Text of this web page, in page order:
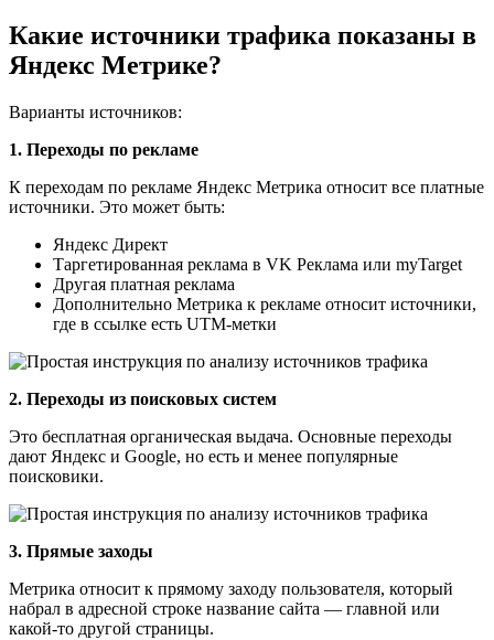
Какие источники трафика показаны в
Яндекс Метрике?
Варианты источников:
1. Переходы по рекламе
К переходам по рекламе Яндекс Метрика относит все платные
источники. Это может быть:
Яндекс Директ
Таргетированная реклама в VK Реклама или myTarget
Другая платная реклама
Дополнительно Метрика к рекламе относит источники,
где в ссылке есть UTM-метки
2. Переходы из поисковых систем
Это бесплатная органическая выдача. Основные переходы
дают Яндекс и Google, но есть и менее популярные
поисковики.
3. Прямые заходы
Метрика относит к прямому заходу пользователя, который
набрал в адресной строке название сайта — главной или
какой-то другой страницы.